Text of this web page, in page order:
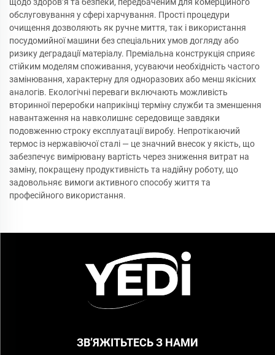
обслуговування у сфері харчування. Прості процедури
очищення дозволяють як ручне миття, так і використання
посудомийної машини без спеціальних умов догляду або
ризику деградації матеріалу. Преміальна конструкція сприяє
стійким моделям споживання, усуваючи необхідність частого
замінювання, характерну для одноразових або менш якісних
аналогів. Екологічні переваги включають можливість
вторинної переробки наприкінці терміну служби та зменшення
навантаження на навколишнє середовище завдяки
подовженню строку експлуатації виробу. Непротікаючий
термос із нержавіючої сталі — це значний внесок у якість, що
забезпечує вимірювану вартість через зниження витрат на
заміну, покращену продуктивність та надійну роботу, що
задовольняє вимоги активного способу життя та
професійного використання.
ЗВ’ЯЖІТЬТЕСЬ З НАМИ